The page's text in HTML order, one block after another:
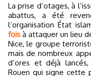
La prise d’otages, à
abattus, a été
l’organisation État
fois à attaquer un lieu
Nice, le groupe
mais de nombreux
d’ores et déjà
Rouen qui signe cette